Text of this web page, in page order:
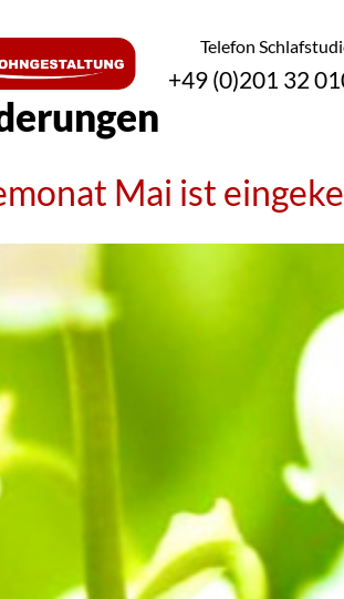
Telefon
+49 (0)201 32
Mai ist